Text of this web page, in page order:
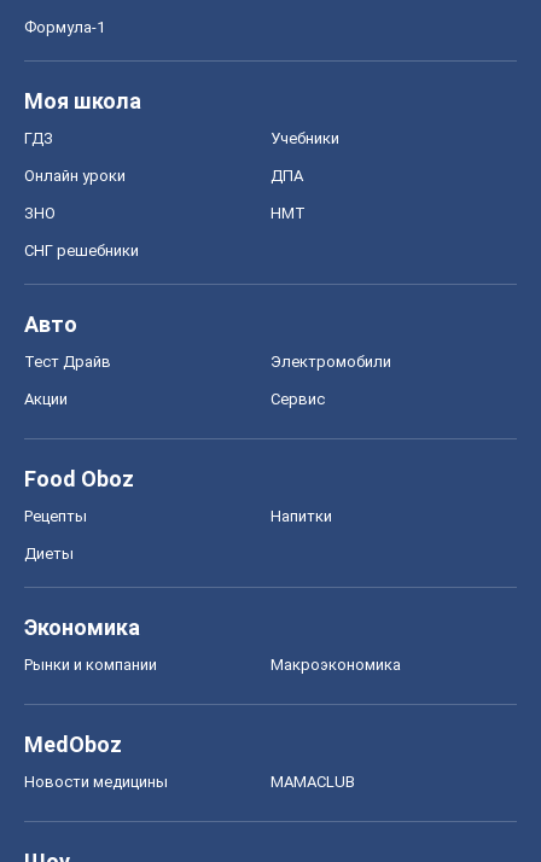
Формула-1
Моя школа
ГДЗ Учебники
Онлайн уроки ДПА
ЗНО НМТ
СНГ решебники
Авто
Тест Драйв Электромобили
Акции Сервис
Food Oboz
Рецепты Напитки
Диеты
Экономика
Рынки и компании Mакроэкономика
MedOboz
Новости медицины MAMACLUB